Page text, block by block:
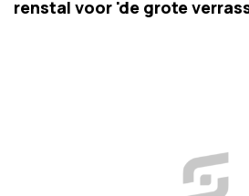
renstal voor 'de grote